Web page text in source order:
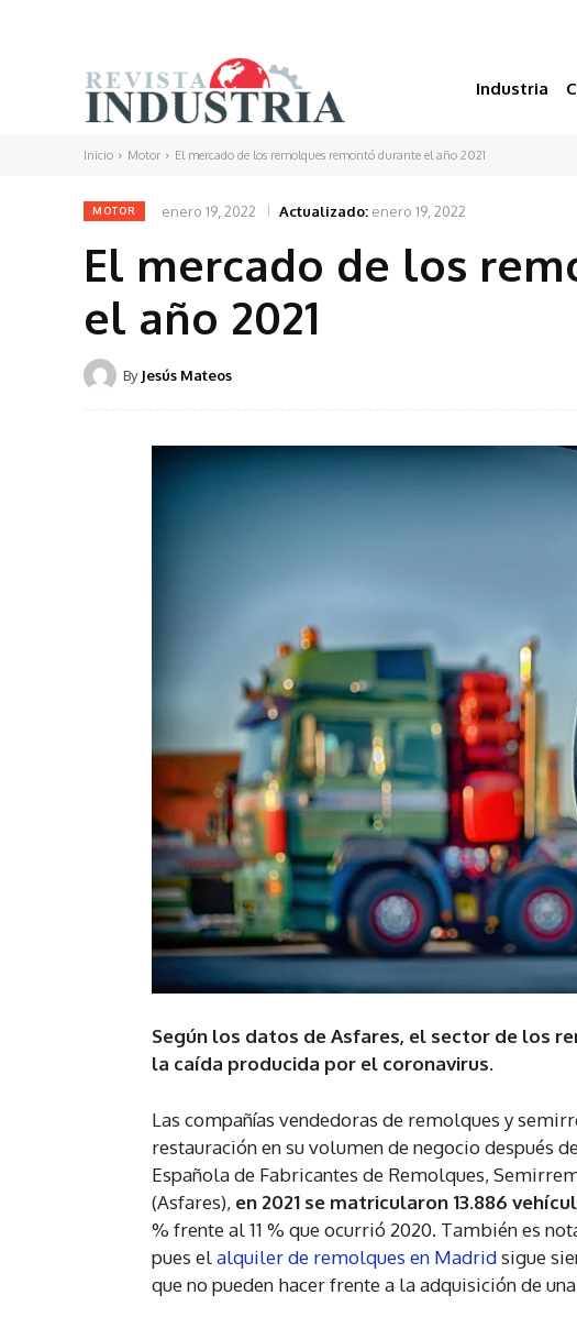
Industria
Inicio Motor El mercado de los remolques remontó durante el año 2021
MOTOR enero 19, 2022 Actualizado: enero 19, 2022
El mercado de los
el año 2021
By Jesús Mateos
Según los datos de Asfares, el sector de los
la caída producida por el coronavirus.
Las compañías vendedoras de remolques y
restauración en su volumen de negocio después
Española de Fabricantes de Remolques,
(Asfares), en 2021 se matricularon 13.886
% frente al 11 % que ocurrió 2020. También es
pues elalquiler de remolques en Madridsigue
que no pueden hacer frente a la adquisición de